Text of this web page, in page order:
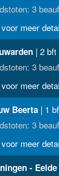
3
meer
| 2 bft
3
meer
Beerta| 1
3
meer
- Eelde